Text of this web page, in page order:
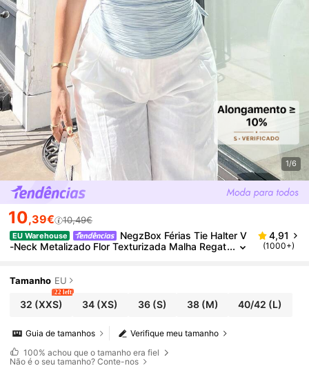
1/6
10,39€ 10,49€
EU Warehouse
NegzBox Férias Tie Halter V
-Neck Metalizado Flor Texturizada Malha Regat
Tarde
4,91
(1000+)
Tamanho EU
32 (XXS)
22 left
34 (XS) 36(S) 38(M) 40/42 (L)
Verifique meu tamanho
Guia de tamanhos
100% achou que o tamanho era fiel
Não é o seu tamanho? Conte-nos